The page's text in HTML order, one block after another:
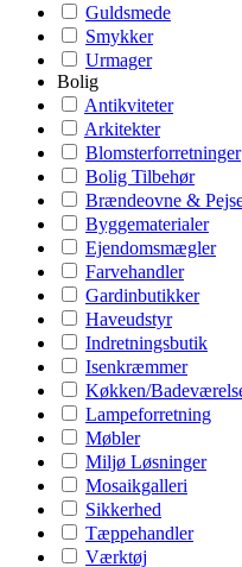
Guldsmede
Smykker
Urmager
Bolig
Antikviteter
Arkitekter
Blomsterforretninger
Bolig Tilbehør
Brændeovne &
Byggematerialer
Ejendomsmægler
Farvehandler
Gardinbutikker
Haveudstyr
Indretningsbutik
Isenkræmmer
Køkken/
Lampeforretning
Møbler
Miljø Løsninger
Mosaikgalleri
Sikkerhed
Tæppehandler
Værktøj